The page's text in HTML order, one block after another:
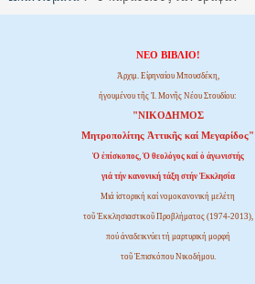
ΝΕΟ ΒΙΒΛΙΟ!
Ἀρχιμ. Εἰρηναίου Μπουσδέκη,
ἡγουμένου τῆς Ἱ. Μονῆς Νέου Στουδίου:
"ΝΙΚΟΔΗΜΟΣ
Μητροπολίτης Ἀττικῆς καί Μεγαρίδος"
Ὁ ἐπίσκοπος, Ὁ θεολόγος καί ὁ ἀγωνιστής
γιά τήν κανονική τάξη στήν Ἐκκλησία
Μιά ἱστορική καί νομοκανονική μελέτη
τοῦ Ἐκκλησιαστικοῦ Προβλήματος (1974-2013),
πού ἀναδεικνύει τή μαρτυρική μορφή
τοῦ Ἐπισκόπου Νικοδήμου.